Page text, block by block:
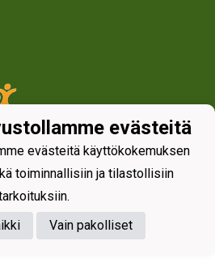
evästeitä
evästeitä käyttökokemuksen
toiminnallisiin ja tilastollisiin
Vain pakolliset